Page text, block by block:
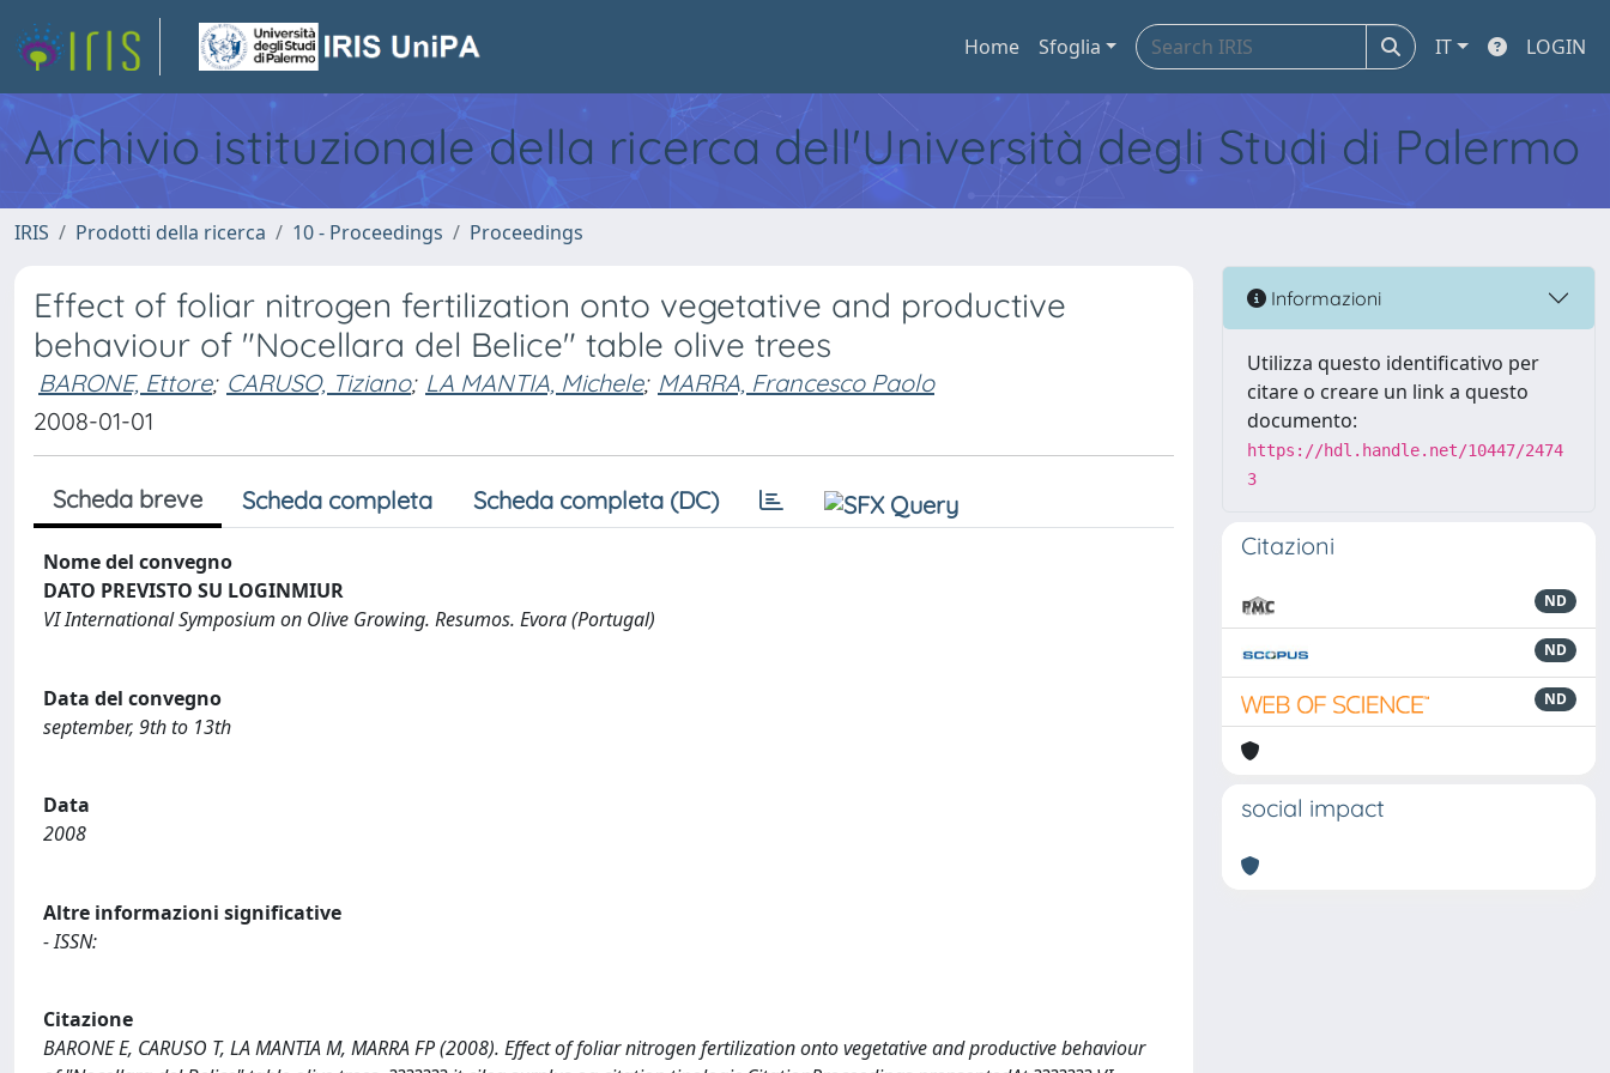
Home Sfoglia IT LOGIN
Archivio istituzionale della ricerca dell'Università degli Studi di Palermo
IRIS Prodotti della ricerca 10 - Proceedings Proceedings
Effect of foliar nitrogen fertilization onto vegetative and productive
behaviour of "Nocellara del Belice" table olive trees
BARONE, Ettore; CARUSO, Tiziano; LA MANTIA, Michele; MARRA, Francesco Paolo
2008-01-01
Scheda breve Scheda completa Scheda completa (DC)
Nome del convegno
DATO PREVISTO SU LOGINMIUR
VI International Symposium on Olive Growing. Resumos. Evora (Portugal)
Data del convegno
september, 9th to 13th
Data
2008
Altre informazioni significative
- ISSN:
Citazione
BARONE E, CARUSO T, LA MANTIA M, MARRA FP (2008). Effect of foliar nitrogen fertilization onto vegetative and productive behaviour
Informazioni
Utilizza questo identificativo per
citare o creare un link a questo
documento:
https://hdl.handle.net/10447/2474
3
Citazioni
ND
ND
ND
social impact